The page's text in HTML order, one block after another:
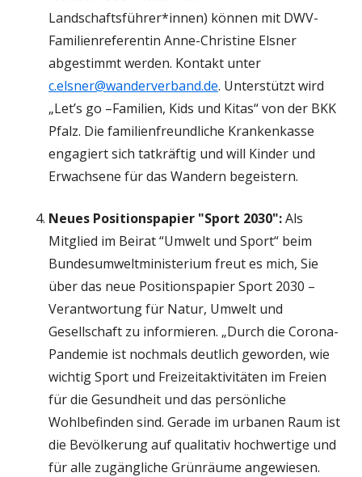
Landschaftsführer*innen) können mit DWV-
Familienreferentin Anne-Christine Elsner
abgestimmt werden. Kontakt unter
c.elsner@wanderverband.de. Unterstützt wird
„Let’s go –Familien, Kids und Kitas“ von der BKK
Pfalz. Die familienfreundliche Krankenkasse
engagiert sich tatkräftig und will Kinder und
Erwachsene für das Wandern begeistern.
Neues Positionspapier "Sport 2030":Als
Mitglied im Beirat “Umwelt und Sport“ beim
Bundesumweltministerium freut es mich, Sie
über das neue Positionspapier Sport 2030 –
Verantwortung für Natur, Umwelt und
Gesellschaft zu informieren. „Durch die Corona-
Pandemie ist nochmals deutlich geworden, wie
wichtig Sport und Freizeitaktivitäten im Freien
für die Gesundheit und das persönliche
Wohlbefinden sind. Gerade im urbanen Raum ist
die Bevölkerung auf qualitativ hochwertige und
für alle zugängliche Grünräume angewiesen.